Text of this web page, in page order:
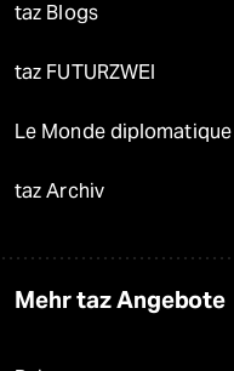
taz Blogs
taz FUTURZWEI
Le Monde diplomatique
taz Archiv
Mehr taz Angebote